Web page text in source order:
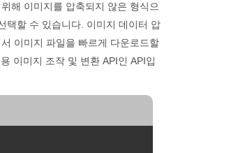
해 이미지를 압축되지 않은 형식으
택할 수 있습니다. 이미지 데이터 압
이미지 파일을 빠르게 다운로드할
이미지 조작 및 변환 API인 API입